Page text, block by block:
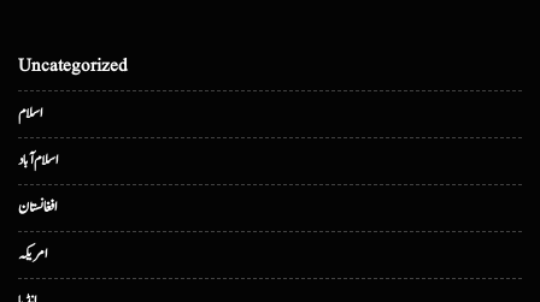
Uncategorized
اسلام
اسلام آباد
افغانستان
امریکہ